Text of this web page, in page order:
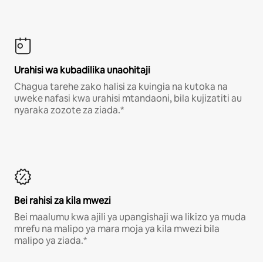
Urahisi wa kubadilika unaohitaji
Chagua tarehe zako halisi za kuingia na kutoka na
uweke nafasi kwa urahisi mtandaoni, bila kujizatiti au
nyaraka zozote za ziada.*
Bei rahisi za kila mwezi
Bei maalumu kwa ajili ya upangishaji wa likizo ya muda
mrefu na malipo ya mara moja ya kila mwezi bila
malipo ya ziada.*